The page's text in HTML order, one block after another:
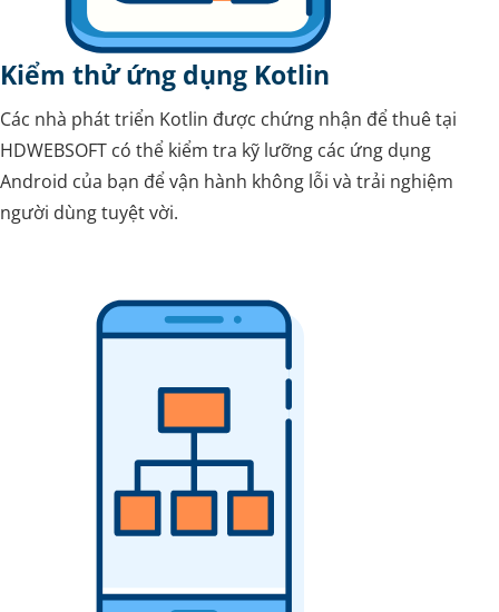
Kiểm thử ứng dụng Kotlin
Các nhà phát triển Kotlin được chứng nhận để thuê tại
HDWEBSOFT có thể kiểm tra kỹ lưỡng các ứng dụng
Android của bạn để vận hành không lỗi và trải nghiệm
người dùng tuyệt vời.